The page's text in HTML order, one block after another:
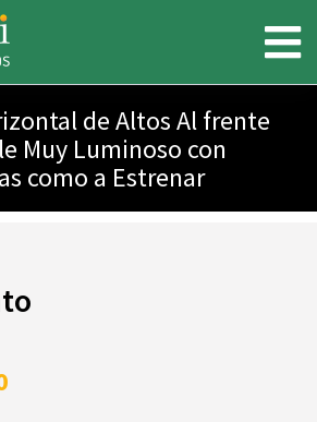
de Altos Al frente
Muy Luminoso con
como a Estrenar